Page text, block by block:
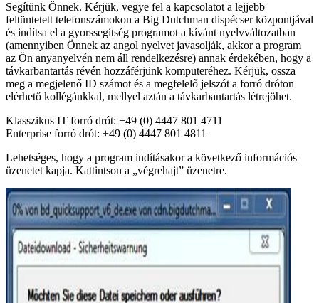
Segítünk Önnek. Kérjük, vegye fel a kapcsolatot a lejjebb
feltüntetett telefonszámokon a Big Dutchman dispécser központjával
és indítsa el a gyorssegítség programot a kívánt nyelvváltozatban
(amennyiben Önnek az angol nyelvet javasolják, akkor a program
az Ön anyanyelvén nem áll rendelkezésre) annak érdekében, hogy a
távkarbantartás révén hozzáférjünk komputeréhez. Kérjük, ossza
meg a megjelenő ID számot és a megfelelő jelszót a forró dróton
elérhető kollégánkkal, mellyel aztán a távkarbantartás létrejöhet.
Klasszikus IT forró drót: +49 (0) 4447 801 4711
Enterprise forró drót: +49 (0) 4447 801 4811
Lehetséges, hogy a program indításakor a következő információs
üzenetet kapja. Kattintson a „végrehajt” üzenetre.